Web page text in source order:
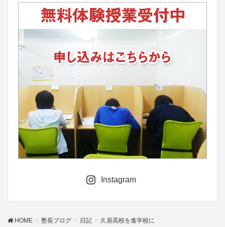
Instagram
HOME 塾長ブログ 日記 久居高校を進学校に